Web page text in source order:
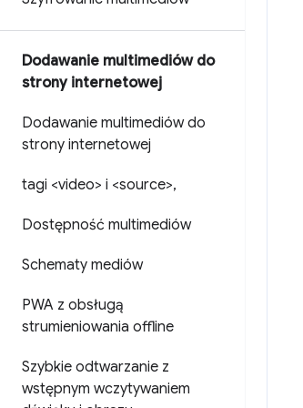
Dodawanie multimediów do
strony internetowej
Dodawanie multimediów do
strony internetowej
tagi <video> i <source>,
Dostępność multimediów
Schematy mediów
PWA z obsługą
strumieniowania offline
Szybkie odtwarzanie z
wstępnym wczytywaniem